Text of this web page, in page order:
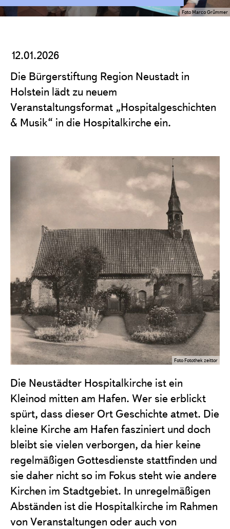
Kontakt
Foto Marco Grümmer
12.01.2026
Die Bürgerstiftung Region Neustadt in
Holstein lädt zu neuem
Veranstaltungsformat „Hospitalgeschichten
& Musik“ in die Hospitalkirche ein.
Foto Fotothek zeittor
Die Neustädter Hospitalkirche ist ein
Kleinod mitten am Hafen. Wer sie erblickt
spürt, dass dieser Ort Geschichte atmet. Die
kleine Kirche am Hafen fasziniert und doch
bleibt sie vielen verborgen, da hier keine
regelmäßigen Gottesdienste stattfinden und
sie daher nicht so im Fokus steht wie andere
Kirchen im Stadtgebiet. In unregelmäßigen
Abständen ist die Hospitalkirche im Rahmen
von Veranstaltungen oder auch von